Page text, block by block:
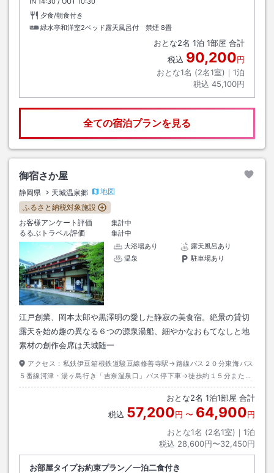
夕食/朝食付き
緑水亭和洋室2ベッド露天風呂付 禁煙 8畳
おとな2名 1泊 1部屋 合計
税込 90,200円
おとな1名 (2名1室)｜ 1泊
税込 45,100円
全ての宿泊プランを見る
御宿さか屋
静岡県 天城温泉郷
地図
ふるさと納税対象施設
お客様アンケート評価
集計中
るるぶトラベル評価
集計中
大浴場あり
露天風呂あり
温泉
駐車場あり
江戸創業、岡本太郎や黒澤明の愛した静寂の美食宿。絶景の貸切
露天を始め趣の異なる６つの源泉湯船、細やかなおもてなしと地
素材の創作会席は天城随一
アクセス： 私鉄伊豆箱根鉄道駿豆線修善寺駅→路線バス２０分東海バス
５番線河津・湯ヶ島行き「吉奈温泉口」バス停下車→徒歩約１５分または
送迎車５分（「吉奈温泉口」バス停下車後ご連絡ください）
おとな2名 1泊1部屋 合計
税込 57,200円 〜 64,900円
おとな1名 (2名1室)｜ 1泊
税込 28,600円〜32,450円
お部屋タイプお約束プラン／一泊二食付き